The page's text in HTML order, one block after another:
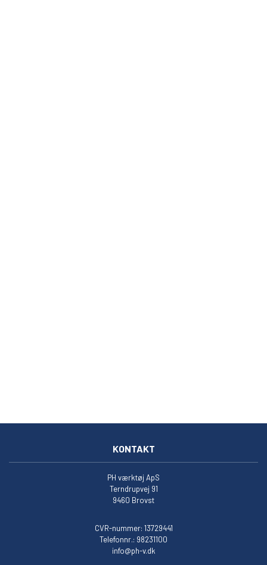
KONTAKT
PH værktøj ApS
Terndrupvej 91
9460 Brovst
CVR-nummer: 13729441
Telefonnr.: 98231100
info@ph-v.dk